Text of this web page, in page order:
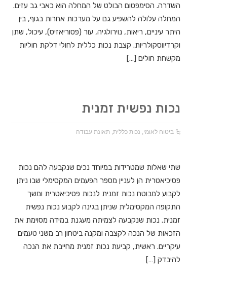
השדרה. הסימפטום הבולט של המחלה הוא כאבי גב עזים.
המחלה עלולה להשפיע גם על מערכות אחרות בגוף, בין
היתר עיניים, ריאות, נוירולגיה, עור (פסוריאזיס), עיכול, שתן
וקרדיווסקולריות. קצבת נכות כללית לחולי דלקת חוליות
מקשחת חולים […]
נכות נפשית זמנית
ביטוח לאומי, נכות כללית,תאונת עבודה
שתי שאלות שמטרידות במיוחד נכים שנקבעה להם נכות
פסיכיאטרית הן לעניין מספר הפעמים המקסימלי שבו ניתן
לקבוע למבוטח נכות זמנית לנכות פסיכיאטרית ומשך
התקופה המקסימלית שניתן בגינה לקבוע נכות נפשית
זמנית. נכות שנקבעה לצמיתה מעגנת במידה מסוימת את
הזכאות של הנכה לקצבה ומקנה ביטחון רב משני טעמים
עיקריים. ראשית, קביעת נכות זמנית מחייבת את הנכה
להיבדק […]